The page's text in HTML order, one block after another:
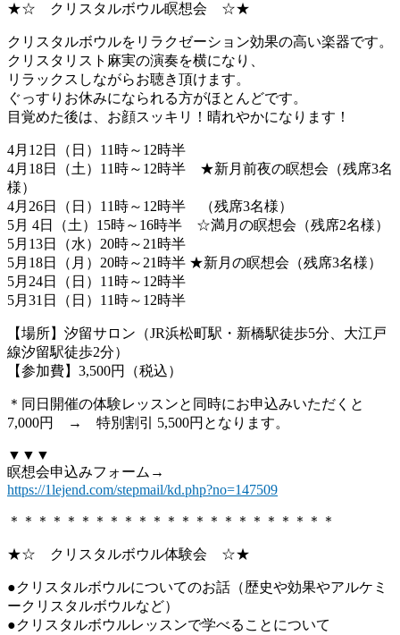
★☆ クリスタルボウル瞑想会 ☆★
クリスタルボウルをリラクゼーション効果の高い楽器です。
クリスタリスト麻実の演奏を横になり、
リラックスしながらお聴き頂けます。
ぐっすりお休みになられる方がほとんどです。
目覚めた後は、お顔スッキリ！晴れやかになります！
4月12日（日）11時～12時半
4月18日（土）11時～12時半 ★新月前夜の瞑想会（残席3名
様）
4月26日（日）11時～12時半 （残席3名様）
5月 4日（土）15時～16時半 ☆満月の瞑想会（残席2名様）
5月13日（水）20時～21時半
5月18日（月）20時～21時半 ★新月の瞑想会（残席3名様）
5月24日（日）11時～12時半
5月31日（日）11時～12時半
【場所】汐留サロン（JR浜松町駅・新橋駅徒歩5分、大江戸
線汐留駅徒歩2分）
【参加費】3,500円（税込）
＊同日開催の体験レッスンと同時にお申込みいただくと
7,000円 → 特別割引 5,500円となります。
▼▼▼
瞑想会申込みフォーム→
https://1lejend.com/stepmail/kd.php?no=147509
＊＊＊＊＊＊＊＊＊＊＊＊＊＊＊＊＊＊＊＊＊＊＊
★☆ クリスタルボウル体験会 ☆★
●クリスタルボウルについてのお話（歴史や効果やアルケミ
ークリスタルボウルなど）
●クリスタルボウルレッスンで学べることについて